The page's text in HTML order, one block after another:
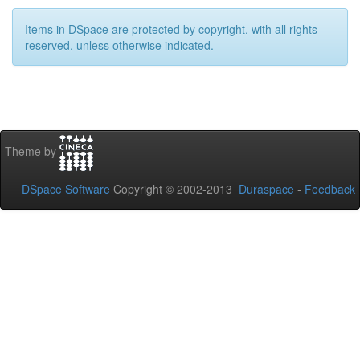
Items in DSpace are protected by copyright, with all rights
reserved, unless otherwise indicated.
Theme by
DSpace Software Copyright © 2002-2013 Duraspace - Feedback